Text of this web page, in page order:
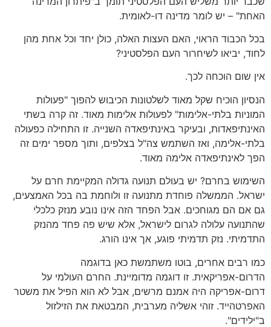
האחת" – יש לומר מדינה דו-לאומית.
בכל הכבוד הראוי, האם העצות האלה, כולן יחד וכל אחת מהן
לחוד, יביאו לשיחרור העם הפלסטיני?
אין שום הוכחה לכך.
הנסיון הוכיח שקל מאוד לשלטונות הכיבוש להפוך "פעולות
המוניות בלתי-אלימות" לפעולות אלימות מאוד. זה קרה בשתי
האינתיפאדות, ובעיקר באינתיפאדה השנייה. זו התחילה כפעולה
בלתי-אלימה, ואז השתמש צה"ל בצלפים, ותוך מספר ימים זה
הפך לאינתיפאדה אלימה מאוד.
השימוש בחרם? יש בעולם תנועה גדולה המקיימת חרם על
ישראל. הממשלה פוחדת מתנועה זו ולוחמת בה בכל האמצעים,
גם אם הם מגוחכים. אבל הפחד הזה אינו נובע מנזק כלכלי
שהתנועה עלולה לגרום לישראל, אלא שיש פה פחד מהנזק
התדמיתי. נזק תדמיתי פוגע, אך אינו הורג.
כמו רבים אחרים, בוטו משתמשת כאן בדוגמה
הדרום-אפריקאית. זו דוגמה מדומיינת. החרם העולמי על
דרום-אפריקה היה אמנם מרשים, אבל לא הוא הפיל את משטר
האפרטהייד. זוהי אשליה מערבית, המבטאת את הזילזול
ב"ילידים".